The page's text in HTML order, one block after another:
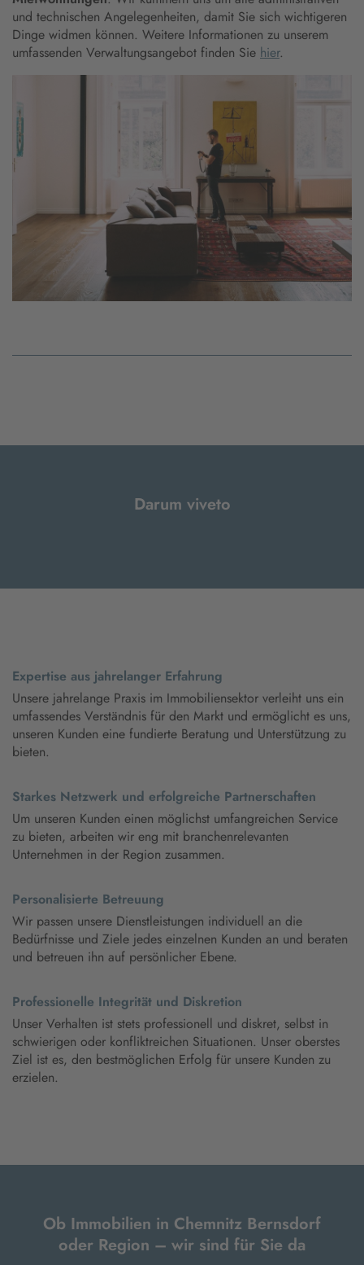
und technischen Angelegenheiten, damit Sie sich wichtigeren
Dinge widmen können. Weitere Informationen zu unserem
umfassenden Verwaltungsangebot finden Sie hier.
Darum viveto
Expertise aus jahrelanger Erfahrung
Unsere jahrelange Praxis im Immobiliensektor verleiht uns ein
umfassendes Verständnis für den Markt und ermöglicht es uns,
unseren Kunden eine fundierte Beratung und Unterstützung zu
bieten.
Starkes Netzwerk und erfolgreiche Partnerschaften
Um unseren Kunden einen möglichst umfangreichen Service
zu bieten, arbeiten wir eng mit branchenrelevanten
Unternehmen in der Region zusammen.
Personalisierte Betreuung
Wir passen unsere Dienstleistungen individuell an die
Bedürfnisse und Ziele jedes einzelnen Kunden an und beraten
und betreuen ihn auf persönlicher Ebene.
Professionelle Integrität und Diskretion
Unser Verhalten ist stets professionell und diskret, selbst in
schwierigen oder konfliktreichen Situationen. Unser oberstes
Ziel ist es, den bestmöglichen Erfolg für unsere Kunden zu
erzielen.
Ob Immobilien in Chemnitz Bernsdorf
oder Region – wir sind für Sie da